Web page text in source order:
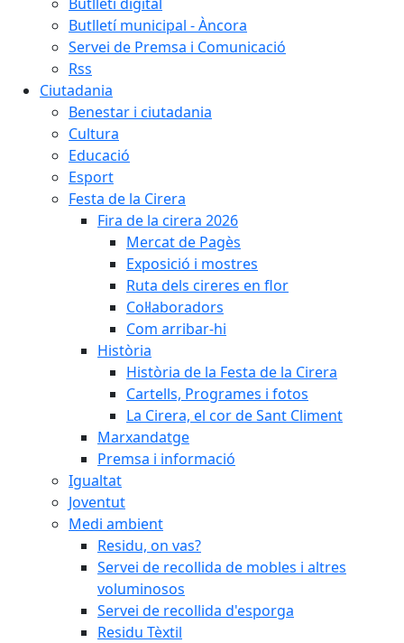
Butlletí municipal - Àncora
Servei de Premsa i Comunicació
Rss
Ciutadania
Benestar i ciutadania
Cultura
Educació
Esport
Festa de la Cirera
Fira de la cirera 2026
Mercat de Pagès
Exposició i mostres
Ruta dels cireres en flor
Col·laboradors
Com arribar-hi
Història
Història de la Festa de la Cirera
Cartells, Programes i fotos
La Cirera, el cor de Sant Climent
Marxandatge
Premsa i informació
Igualtat
Joventut
Medi ambient
Residu, on vas?
Servei de recollida de mobles i altres
voluminosos
Servei de recollida d'esporga
Residu Tèxtil